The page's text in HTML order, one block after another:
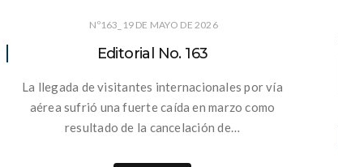
Nº163_19 DE MAYO DE 2026
Editorial No. 163
La llegada de visitantes internacionales por vía
aérea sufrió una fuerte caída en marzo como
resultado de la cancelación de…